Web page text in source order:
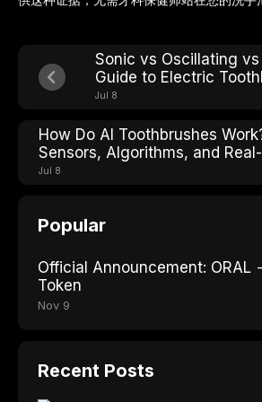
Sonic vs Oscillating vs
Guide to Electric
Jul 8
How Do AI Toothbrushes
Sensors, Algorithms, and
Feedback Explained
Jul 8
Popular
Official Announcement: ORAL
Token
Nov 9
Recent Posts